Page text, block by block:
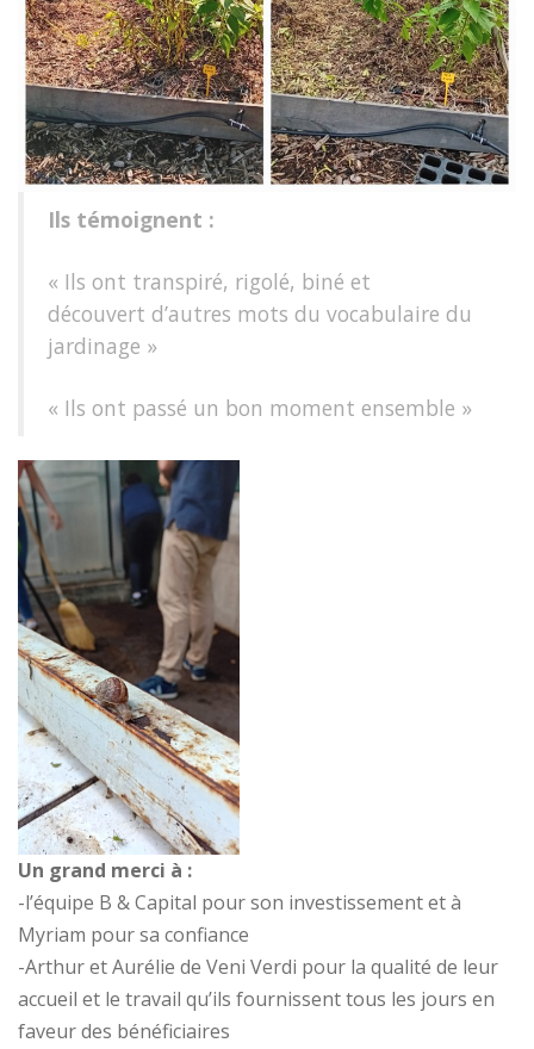
Ils témoignent :
« Ils ont transpiré, rigolé, biné et
découvert d’autres mots du vocabulaire du
jardinage »
« Ils ont passé un bon moment ensemble »
Un grand merci à :
-l’équipe B & Capital pour son investissement et à
Myriam pour sa confiance
-Arthur et Aurélie de Veni Verdi pour la qualité de leur
accueil et le travail qu’ils fournissent tous les jours en
faveur des bénéficiaires